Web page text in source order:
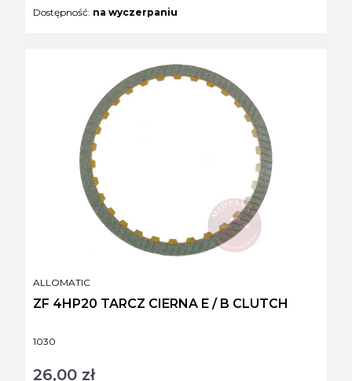
Dostępność: na wyczerpaniu
Kod produktu
1030
ZF 4HP20 TARCZ CIERNA E / B CLUTCH
PRODUCENT
ALLOMATIC
Cena
26,00 zł